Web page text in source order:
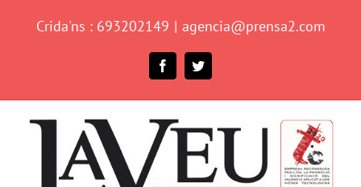
Crida'ns : 693202149 | agencia@prensa2.com
FacebookTwitter